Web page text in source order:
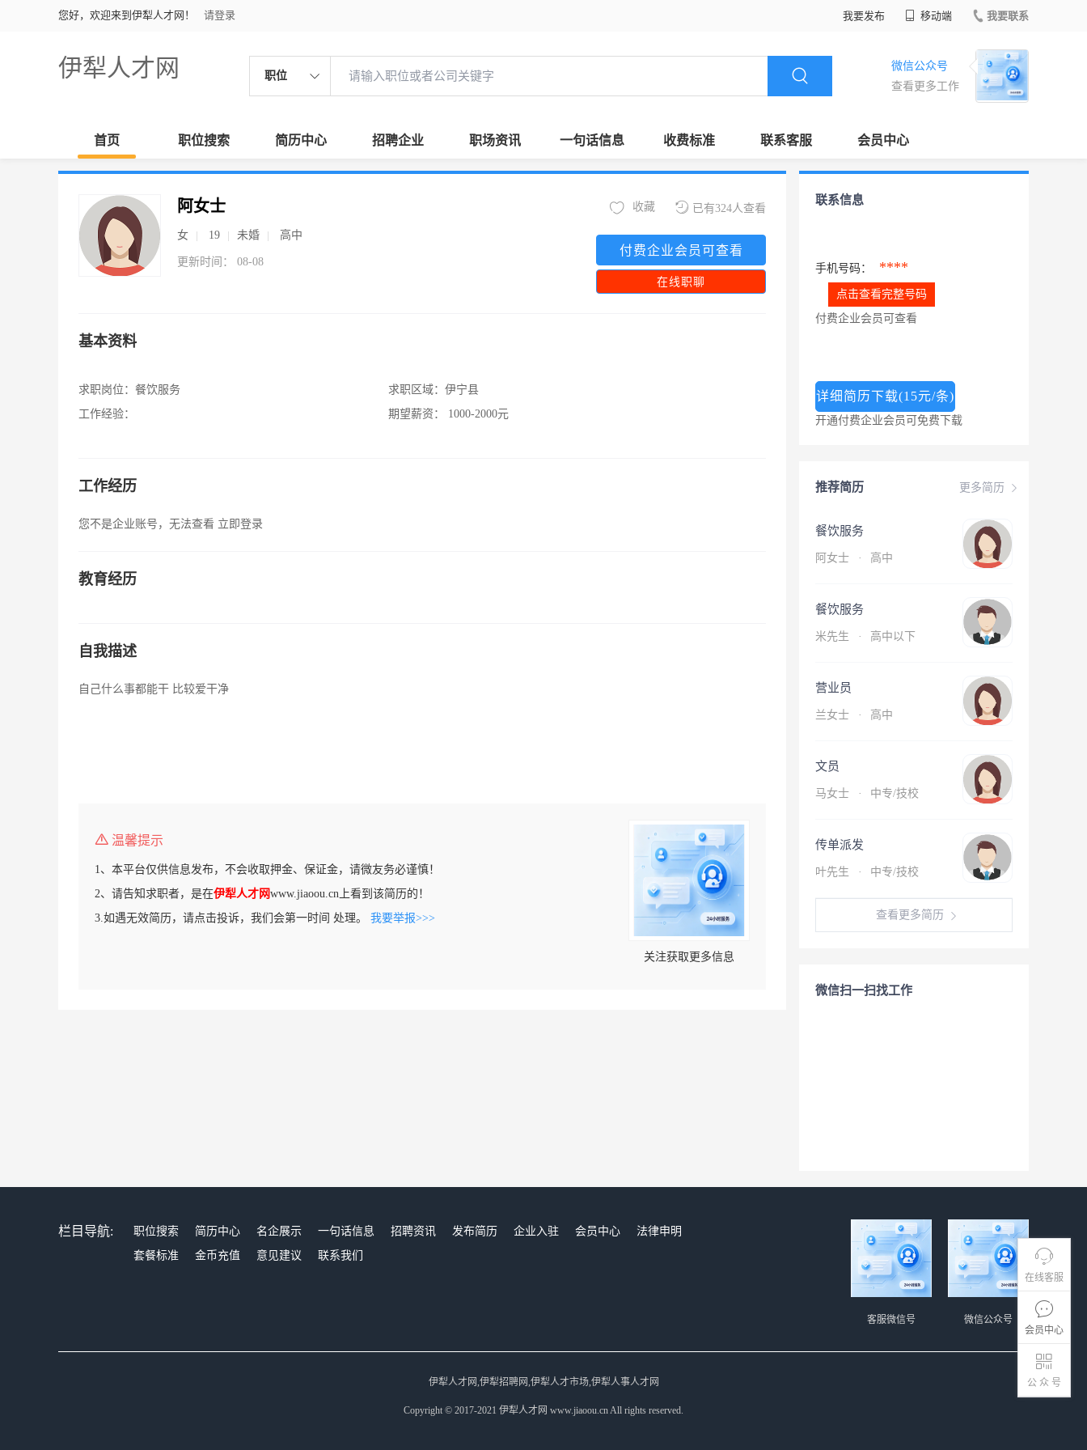
您好，欢迎来到伊犁人才网！ 请登录 我要发布 移动端 我要联系
伊犁人才网 职位
微信公众号
查看更多工作
首页 职位搜索 简历中心 招聘企业 职场资讯 一句话信息 收费标准 联系客服 会员中心
在线客服
会员中心
公 众 号
阿女士
女 19 未婚 高中
更新时间： 08-08
已有324人查看
收藏
付费企业会员可查看
在线职聊
基本资料
求职岗位： 餐饮服务
工作经验：
求职区域： 伊宁县
期望薪资：
1000-2000元
工作经历
您不是企业账号，无法查看 立即登录
教育经历
自我描述
自己什么事都能干 比较爱干净
温馨提示
1、本平台仅供信息发布，不会收取押金、保证金，请微友务必谨慎！
2、请告知求职者，是在伊犁人才网www.jiaoou.cn上看到该简历的！
3.如遇无效简历，请点击投诉，我们会第一时间 处理。 我要举报>>>
关注获取更多信息
联系信息
手机号码： ****
点击查看完整号码
付费企业会员可查看
详细简历下载(15元/条)
开通付费企业会员可免费下载
更多简历
推荐简历
餐饮服务
阿女士 · 高中
餐饮服务
米先生 · 高中以下
营业员
兰女士 · 高中
文员
马女士 · 中专/技校
传单派发
叶先生 · 中专/技校
查看更多简历
微信扫一扫找工作
栏目导航: 职位搜索 简历中心 名企展示 一句话信息 招聘资讯 发布简历 企业入驻 会员中心
法律申明
套餐标准
金币充值 意见建议 联系我们
微信公众号
客服微信号
伊犁人才网,伊犁招聘网,伊犁人才市场,伊犁人事人才网
Copyright © 2017-2021 伊犁人才网 www.jiaoou.cn All rights reserved.